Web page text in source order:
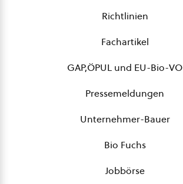
Richtlinien
Fachartikel
GAP,ÖPUL und EU-Bio-VO
Pressemeldungen
Unternehmer-Bauer
Bio Fuchs
Jobbörse